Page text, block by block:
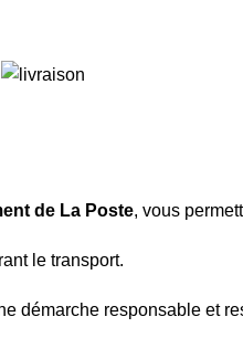
de La Poste, vous
le transport.
démarche responsable et